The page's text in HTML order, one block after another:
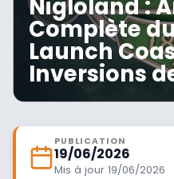
Nigloland :
Complète
Launch
Inversions
PUBLICATION
19/06/2026
Mis à jour 19/06/2026